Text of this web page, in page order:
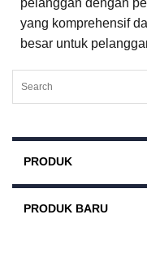
yang komprehensif
besar untuk
PRODUK
PRODUK BARU